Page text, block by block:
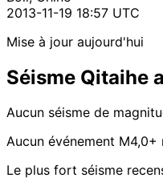
2013-11-19 18:57 UTC
Mise à jour aujourd'hui
Séisme Qitaihe
Aucun séisme de
Aucun événement
Le plus fort séisme